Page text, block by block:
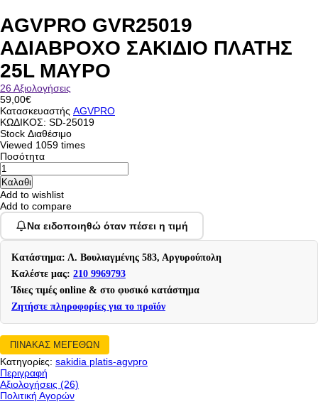
AGVPRO GVR25019
ΑΔΙΑΒΡΟΧΟ ΣΑΚΙΔΙΟ ΠΛΑΤΗΣ
25L ΜΑΥΡΟ
26 Αξιολογήσεις
59,00€
Κατασκευαστής AGVPRO
ΚΩΔΙΚΟΣ: SD-25019
Stock Διαθέσιμο
Viewed 1059 times
Ποσότητα
Add to wishlist
Add to compare
Να ειδοποιηθώ όταν πέσει η τιμή
Κατάστημα: Λ. Βουλιαγμένης 583, Αργυρούπολη
Καλέστε μας: 210 9969793
Ίδιες τιμές online & στο φυσικό κατάστημα
Ζητήστε πληροφορίες για το προϊόν
ΠΙΝΑΚΑΣ ΜΕΓΕΘΩΝ
Κατηγορίες: sakidia platis-agvpro
Περιγραφή
Αξιολογήσεις (26)
Πολιτική Αγορών